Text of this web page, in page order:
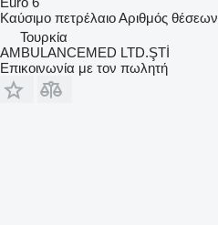
Καύσιμο πετρέλαιοΑριθμός θέσεων
Τουρκία
AMBULANCEMED LTD.ŞTİ
Επικοινωνία με τον πωλητή